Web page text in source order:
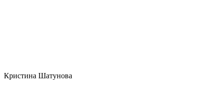
Кристина Шатунова